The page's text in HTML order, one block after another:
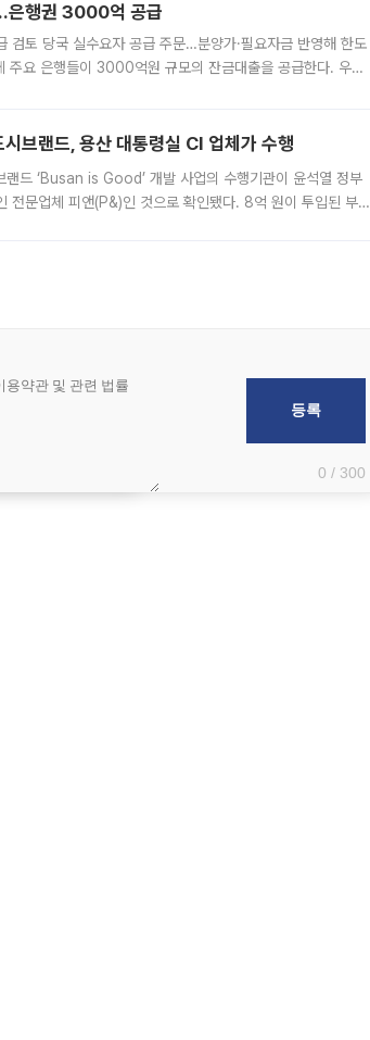
은행권 3000억 공급
검토 당국 실수요자 공급 주문…분양가·필요자금 반영해 한도
주요 은행들이 3000억원 규모의 잔금대출을 공급한다. 우리
랜드, 용산 대통령실 CI 업체가 수행
랜드 ‘Busan is Good’ 개발 사업의 수행기관이 윤석열 정부
전문업체 피앤(P&)인 것으로 확인됐다. 8억 원이 투입된 부산
0 / 300